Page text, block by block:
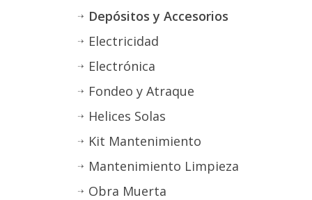
Depósitos y Accesorios
Electricidad
Electrónica
Fondeo y Atraque
Helices Solas
Kit Mantenimiento
Mantenimiento Limpieza
Obra Muerta